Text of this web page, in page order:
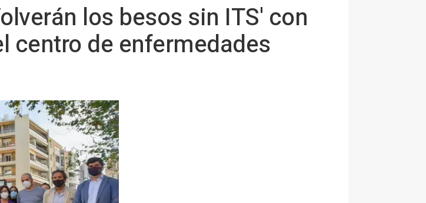
los besos sin ITS' con
centro de enfermedades